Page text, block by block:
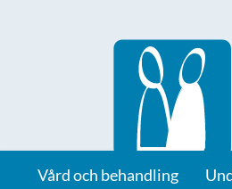
Till startsidan för
Vård och behandling